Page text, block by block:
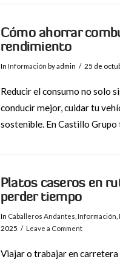
Cómo ahorrar
rendimiento
In Información by admin 25 de
Reducir el consumo no solo
conducir mejor, cuidar tu
sostenible. En Castillo
Platos caseros en
perder tiempo
In Caballeros Andantes Información
2025
Leave a Comment
Viajar o trabajar en